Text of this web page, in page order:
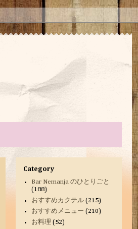
Category
Bar Nemanja のひとりごと
(188)
おすすめカクテル (215)
おすすめメニュー (210)
お料理 (52)